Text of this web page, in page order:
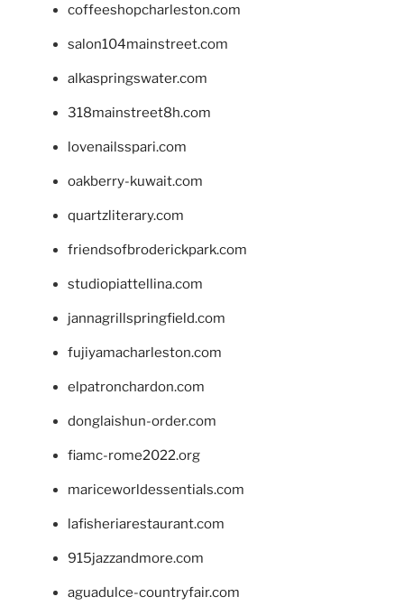
coffeeshopcharleston.com
salon104mainstreet.com
alkaspringswater.com
318mainstreet8h.com
lovenailsspari.com
oakberry-kuwait.com
quartzliterary.com
friendsofbroderickpark.com
studiopiattellina.com
jannagrillspringfield.com
fujiyamacharleston.com
elpatronchardon.com
donglaishun-order.com
fiamc-rome2022.org
mariceworldessentials.com
lafisheriarestaurant.com
915jazzandmore.com
aguadulce-countryfair.com